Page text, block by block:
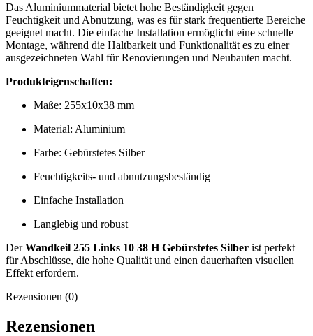
Das Aluminiummaterial bietet hohe Beständigkeit gegen
Feuchtigkeit und Abnutzung, was es für stark frequentierte Bereiche
geeignet macht. Die einfache Installation ermöglicht eine schnelle
Montage, während die Haltbarkeit und Funktionalität es zu einer
ausgezeichneten Wahl für Renovierungen und Neubauten macht.
Produkteigenschaften:
Maße: 255x10x38 mm
Material: Aluminium
Farbe: Gebürstetes Silber
Feuchtigkeits- und abnutzungsbeständig
Einfache Installation
Langlebig und robust
DerWandkeil 255 Links 10 38 H Gebürstetes Silber ist perfekt
für Abschlüsse, die hohe Qualität und einen dauerhaften visuellen
Effekt erfordern.
Rezensionen (0)
Rezensionen